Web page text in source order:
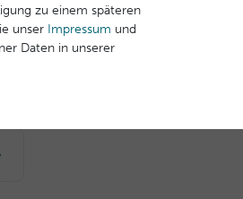
zu einem späteren
unser Impressum und
Daten in unserer